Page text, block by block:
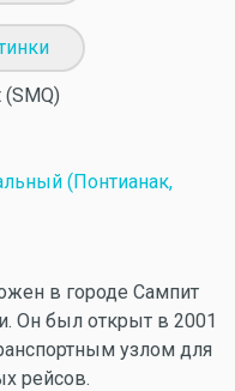
(Понтианак,
в городе Сампит
Он был открыт в 2001
узлом для
рейсов.